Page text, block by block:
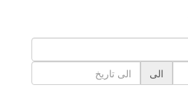
الى